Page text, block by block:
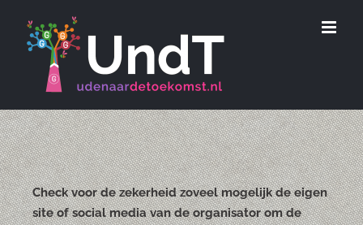
Check voor de zekerheid zoveel mogelijk de eigen
site of social media van de organisator om de